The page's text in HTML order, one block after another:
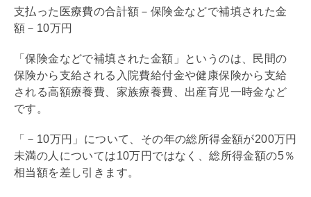
支払った医療費の合計額－保険金などで補填された金
額－10万円
「保険金などで補填された金額」というのは、民間の
保険から支給される入院費給付金や健康保険から支給
される高額療養費、家族療養費、出産育児一時金など
です。
「－10万円」について、その年の総所得金額が200万円
未満の人については10万円ではなく、総所得金額の5％
相当額を差し引きます。